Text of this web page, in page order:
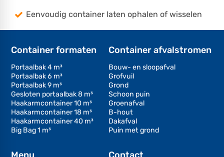
Eenvoudig container laten ophalen of wisselen
Container formaten
Portaalbak 4 m³
Portaalbak 6 m³
Portaalbak 9 m³
Gesloten portaalbak 8 m³
Haakarmcontainer 10 m³
Haakarmcontainer 18 m³
Haakarmcontainer 40 m³
Big Bag 1 m³
Container afvalstromen
Bouw- en sloopafval
Grofvuil
Grond
Schoon puin
Groenafval
B-hout
Dakafval
Puin met grond
Menu Contact